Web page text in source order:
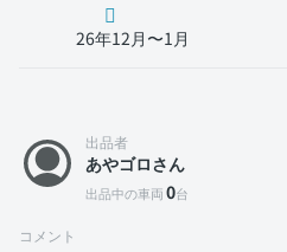
26年12月〜1月
出品者
あやゴロさん
出品中の車両0台
コメント